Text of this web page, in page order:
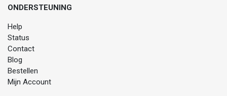
ONDERSTEUNING
Help
Status
Contact
Blog
Bestellen
Mijn Account